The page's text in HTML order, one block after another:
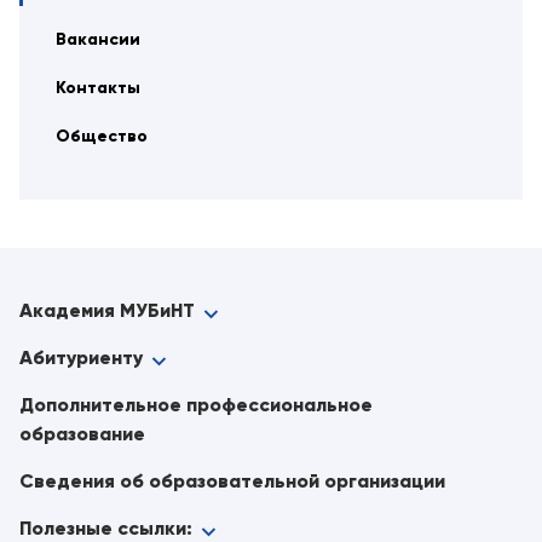
Вакансии
Контакты
Общество
Академия МУБиНТ
Абитуриенту
Дополнительное профессиональное
образование
Сведения об образовательной организации
Полезные ссылки: